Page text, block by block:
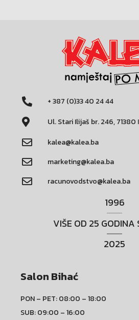
+ 387 (0)33 40 24 44
Ul. Stari Ilijaš br. 246, 71380
kalea@kalea.ba
marketing@kalea.ba
racunovodstvo@kalea.ba
1996
VIŠE OD 25 GODINA
2025
Salon Bihać
PON – PET: 08:00 – 18:00
SUB: 09:00 – 16:00